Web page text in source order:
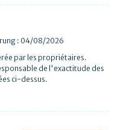
: 04/08/2026
par les propriétaires.
de l'exactitude des
ci-dessus.